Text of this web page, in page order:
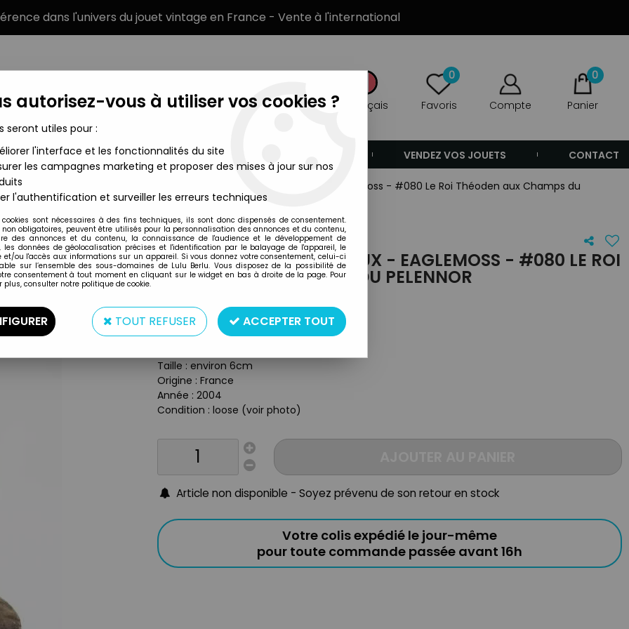
dans l'univers du jouet vintage en France - Vente à l'international
Français
0
Favoris Compte
0
Panier
MARQUES TYPE DE PRODUIT VENDEZ VOS JOUETS CONTACT
des Anneaux - Figurines Eaglemoss Le Seigneur des Anneaux - Eaglemoss - #080 Le Roi Théoden aux Champs du
Eaglemoss
LE SEIGNEUR DES ANNEAUX - EAGLEMOSS - #080 LE ROI
THÉODEN AUX CHAMPS DU PELENNOR
Réf. :REF39905
Type : figurine
Taille : environ 6cm
Origine : France
Année : 2004
Condition : loose (voir photo)
Article non disponible - Soyez prévenu de son retour en stock
Votre colis expédié le jour-même
pour toute commande passée avant 16h
autorisez-vous à utiliser vos cookies ?
seront utiles pour :
l'interface et les fonctionnalités du site
les campagnes marketing et proposer des mises à jour sur nos
l'authentification et surveiller les erreurs techniques
cookies sont nécessaires à des fins techniques, ils sont donc dispensés de consentement.
non obligatoires, peuvent être utilisés pour la personnalisation des annonces et du contenu,
des annonces et du contenu, la connaissance de l'audience et le développement de
les données de géolocalisation précises et l'identification par le balayage de l'appareil, le
et/ou l'accès aux informations sur un appareil. Si vous donnez votre consentement, celui-ci
sur l’ensemble des sous-domaines de Lulu Berlu. Vous disposez de la possibilité de
consentement à tout moment en cliquant sur le widget en bas à droite de la page. Pour
plus, consulter notre politique de cookie.
TOUT REFUSER ACCEPTER TOUT